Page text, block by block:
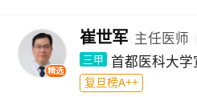
精选
崔世军 主任医师
三甲 首都医科大学
复旦榜A++